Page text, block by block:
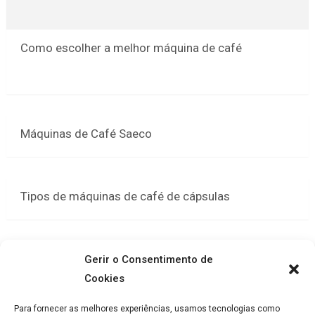
Gerir o Consentimento de
Cookies
Para fornecer as melhores experiências, usamos tecnologias como
Como escolher a melhor máquina de café
Máquinas de Café Saeco
Tipos de máquinas de café de cápsulas
Novas maquinas de café de Cápsulas